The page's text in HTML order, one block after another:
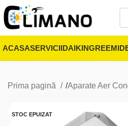
ACASASERVICIIDAIKINGREE
Prima pagină Aparate Aer
STOC EPUIZAT